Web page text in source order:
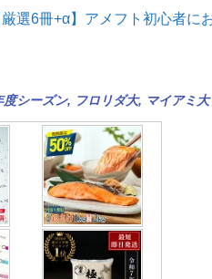
厳選6冊+α】アメフト初心者に
度シーズン, フロリダ大, マイアミ大